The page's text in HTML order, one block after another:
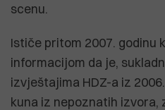
scenu.
Ističe pritom 2007. godinu
informacijom da je,
izvještajima HDZ-a iz
kuna iz nepoznatih izvora,